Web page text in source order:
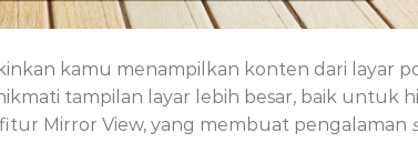
kamu menampilkan konten dari layar
tampilan layar lebih besar, baik
Mirror View, yang membuat pengalaman